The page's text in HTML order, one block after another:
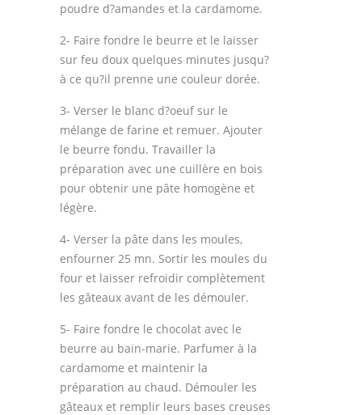
Espace Personnel
poudre d?amandes et la cardamome.
2- Faire fondre le beurre et le laisser
sur feu doux quelques minutes jusqu?
à ce qu?il prenne une couleur dorée.
3- Verser le blanc d?oeuf sur le
mélange de farine et remuer. Ajouter
le beurre fondu. Travailler la
préparation avec une cuillère en bois
pour obtenir une pâte homogène et
légère.
4- Verser la pâte dans les moules,
enfourner 25 mn. Sortir les moules du
four et laisser refroidir complètement
les gâteaux avant de les démouler.
5- Faire fondre le chocolat avec le
beurre au bain-marie. Parfumer à la
cardamome et maintenir la
préparation au chaud. Démouler les
gâteaux et remplir leurs bases creuses